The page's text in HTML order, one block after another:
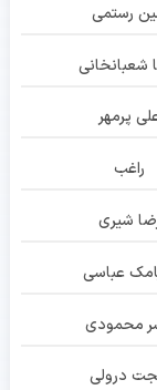
رستمی
شعبانخانی
پرمهر
راغب
شیری
عباسی
محمودی
درولی